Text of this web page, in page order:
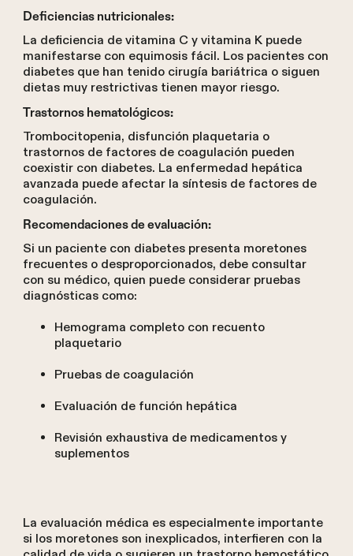
Deficiencias nutricionales:
La deficiencia de vitamina C y vitamina K puede
manifestarse con equimosis fácil. Los pacientes con
diabetes que han tenido cirugía bariátrica o siguen
dietas muy restrictivas tienen mayor riesgo.
Trastornos hematológicos:
Trombocitopenia, disfunción plaquetaria o
trastornos de factores de coagulación pueden
coexistir con diabetes. La enfermedad hepática
avanzada puede afectar la síntesis de factores de
coagulación.
Recomendaciones de evaluación:
Si un paciente con diabetes presenta moretones
frecuentes o desproporcionados, debe consultar
con su médico, quien puede considerar pruebas
diagnósticas como:
Hemograma completo con recuento
plaquetario
Pruebas de coagulación
Evaluación de función hepática
Revisión exhaustiva de medicamentos y
suplementos
La evaluación médica es especialmente importante
si los moretones son inexplicados, interfieren con la